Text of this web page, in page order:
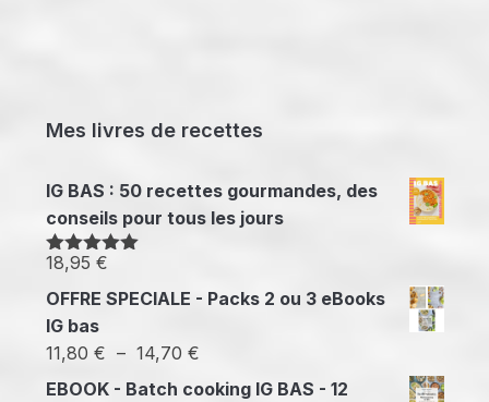
Mes livres de recettes
IG BAS : 50 recettes gourmandes, des
conseils pour tous les jours
Note5.00
18,95 €
OFFRE SPECIALE - Packs 2 ou 3 eBooks
IG bas
11,80 € – 14,70 €Plage
de
EBOOK - Batch cooking IG BAS - 12